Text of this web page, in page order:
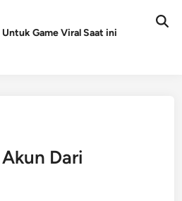
Game Viral Saat ini
Dari